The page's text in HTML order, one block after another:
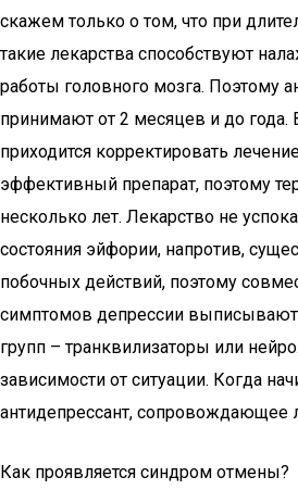
скажем только о том, что при
такие лекарства способствуют
работы головного мозга. Поэтому
принимают от 2 месяцев и до года.
приходится корректировать
эффективный препарат, поэтому
несколько лет. Лекарство не
состояния эйфории, напротив,
побочных действий, поэтому
симптомов депрессии выписывают
групп – транквилизаторы или
зависимости от ситуации. Когда
антидепрессант, сопровождающее
Как проявляется синдром отмены?